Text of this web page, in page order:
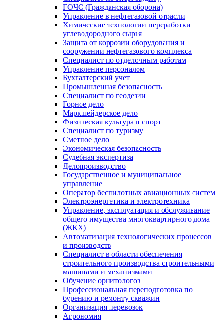
ГОЧС (Гражданская оборона)
Управление в нефтегазовой отрасли
Химические технологии переработки
углеводородного сырья
Защита от коррозии оборудования и
сооружений нефтегазового комплекса
Специалист по отделочным работам
Управление персоналом
Бухгалтерский учет
Промышленная безопасность
Специалист по геодезии
Горное дело
Маркшейдерское дело
Физическая культура и спорт
Специалист по туризму
Сметное дело
Экономическая безопасность
Судебная экспертиза
Делопроизводство
Государственное и муниципальное
управление
Оператор беспилотных авиационных систем
Электроэнергетика и электротехника
Управление, эксплуатация и обслуживание
общего имущества многоквартирного дома
(ЖКХ)
Автоматизация технологических процессов
и производств
Специалист в области обеспечения
строительного производства строительными
машинами и механизмами
Обучение орнитологов
Профессиональная переподготовка по
бурению и ремонту скважин
Организация перевозок
Агрономия